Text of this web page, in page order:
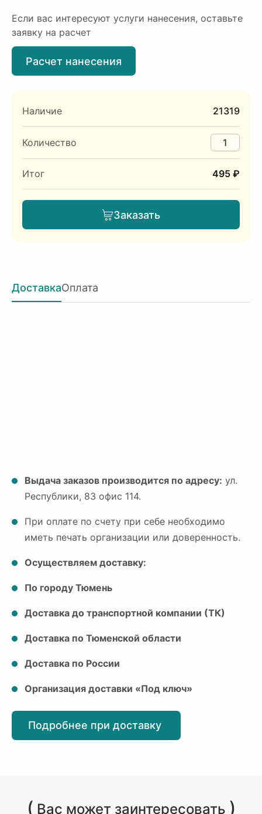
Если вас интересуют услуги нанесения, оставьте
заявку на расчет
Расчет нанесения
Наличие 21319
Количество
Итог 495 ₽
Заказать
ДоставкаОплата
Выдача заказов производится по адресу: ул.
Республики, 83 офис 114.
При оплате по счету при себе необходимо
иметь печать организации или доверенность.
Осуществляем доставку:
По городу Тюмень
Доставка до транспортной компании (ТК)
Доставка по Тюменской области
Доставка по России
Организация доставки «Под ключ»
Подробнее при доставку
( Вас может заинтересовать )